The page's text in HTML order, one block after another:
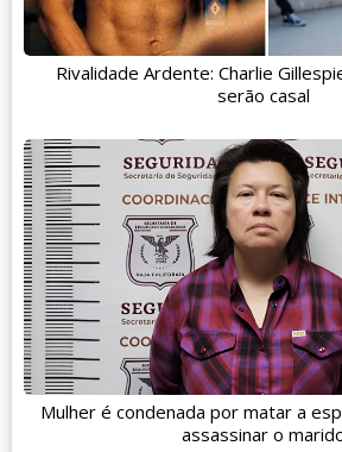
Rivalidade Ardente: Charlie
serão casal
Mulher é condenada por matar a
assassinar o